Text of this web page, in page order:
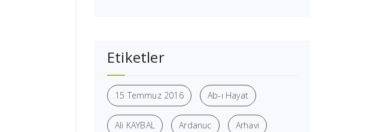
Etiketler
15 Temmuz 2016 Ab-ı Hayat
Ali KAYBAL Ardanuc Arhavi